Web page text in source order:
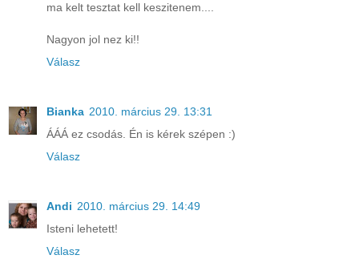
ma kelt tesztat kell keszitenem....
Nagyon jol nez ki!!
Válasz
Bianka 2010. március 29. 13:31
ÁÁÁ ez csodás. Én is kérek szépen :)
Válasz
Andi 2010. március 29. 14:49
Isteni lehetett!
Válasz